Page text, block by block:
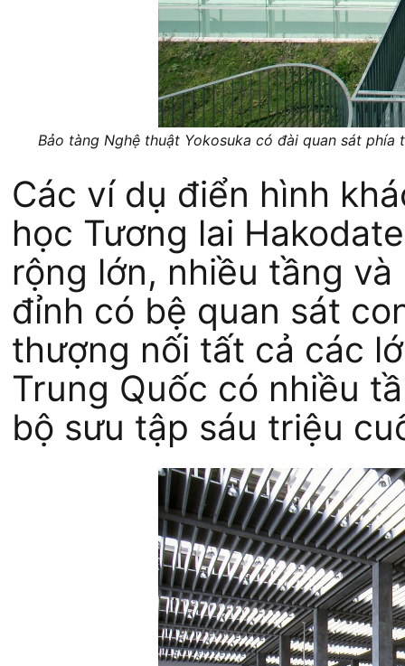
Bảo tàng Nghệ thuật Yokosuka có đài quan sát
Các ví dụ điển hình
học Tương lai
rộng lớn, nhiều tầng
đỉnh có bệ quan sát
thượng nối tất cả các
Trung Quốc có nhiều
bộ sưu tập sáu triệu